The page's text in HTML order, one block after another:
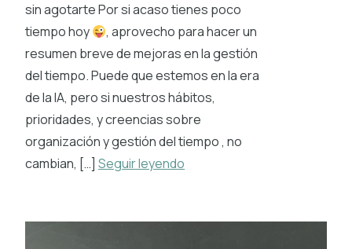
sin agotarte Por si acaso tienes poco
tiempo hoy
, aprovecho para hacer un
resumen breve de mejoras en la gestión
del tiempo. Puede que estemos en la era
de la IA, pero si nuestros hábitos,
prioridades, y creencias sobre
organización y gestión del tiempo , no
cambian, […] Seguir leyendo